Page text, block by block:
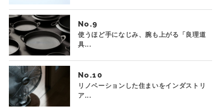
No.
使うほど手になじみ、腕も上がる「良理道
具...
No.
リノベーションした住まいをインダストリ
ア...